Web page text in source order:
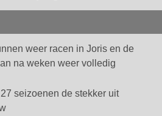
weer racen in Joris en de
na weken weer volledig
seizoenen de stekker uit